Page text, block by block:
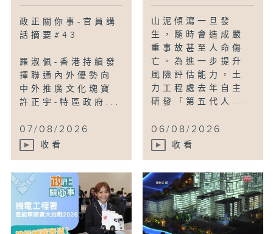
政正關你事-官員講
話摘要#43
羅淑佩-香港持續發
揮聯通內外優勢向
中外推廣文化瑰寶
許正宇-特區政府...
07/08/2026
收看
山泥傾瀉一旦發
生，隨時會造成嚴
重事故甚至人命傷
亡。為進一步提升
風險評估能力，土
力工程處去年自主
研發「第五代人...
06/08/2026
收看